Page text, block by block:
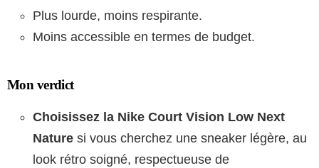
Plus lourde, moins respirante.
Moins accessible en termes de budget.
Mon verdict
Choisissez la Nike Court Vision Low Next
Nature si vous cherchez une sneaker légère, au
look rétro soigné, respectueuse de